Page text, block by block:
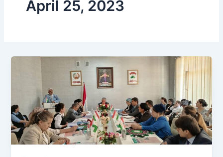
April 25, 2023